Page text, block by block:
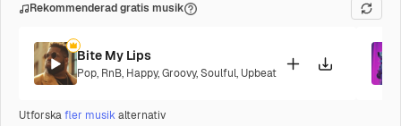
Rekommenderad gratis musik
Bite My Lips
Pop, RnB, Happy,Groovy,Soulful, Upbeat
Utforskafler musikalternativ